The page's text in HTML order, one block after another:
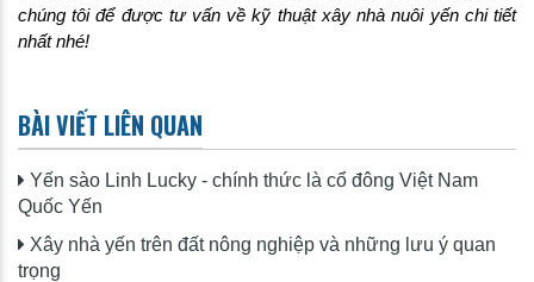
chúng tôi để được tư vấn về kỹ thuật xây nhà nuôi yến chi tiết
nhất nhé!
BÀI VIẾT LIÊN QUAN
Yến sào Linh Lucky - chính thức là cổ đông Việt Nam
Quốc Yến
Xây nhà yến trên đất nông nghiệp và những lưu ý quan
trọng